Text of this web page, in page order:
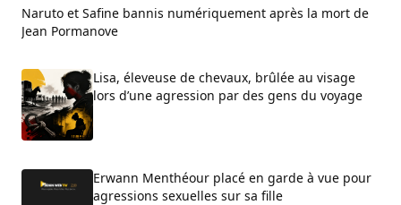
Naruto et Safine bannis numériquement après la mort de
Jean Pormanove
Lisa, éleveuse de chevaux, brûlée au visage
lors d’une agression par des gens du voyage
Erwann Menthéour placé en garde à vue pour
agressions sexuelles sur sa fille